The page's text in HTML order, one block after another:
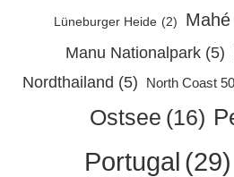
Lüneburger Heide (2) Mahé
Manu Nationalpark (5)
Nordthailand (5) North Coast
Ostsee (16)
Portugal (29)